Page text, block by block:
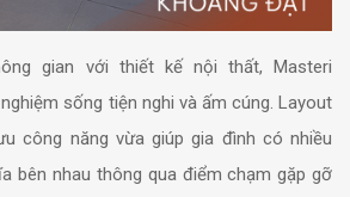
gian với thiết kế nội thất, Masteri
sống tiện nghi và ấm cúng. Layout
công năng vừa giúp gia đình có nhiều
bên nhau thông qua điểm chạm gặp gỡ